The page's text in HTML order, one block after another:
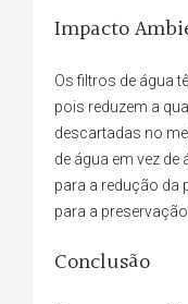
Impacto
Os filtros de água
pois reduzem a
descartadas no
de água em vez
para a redução da
para a
Conclusão